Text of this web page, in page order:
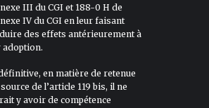
III du CGI et 188-0 H de
IV du CGI en leur faisant
des effets antérieurement à
adoption.
en matière de retenue
de l’article 119 bis, il ne
y avoir de compétence